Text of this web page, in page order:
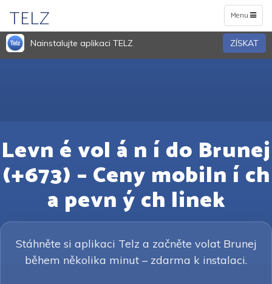
Toggle
navigation
Menu
TELZ
Nainstalujte aplikaci TELZ ZÍSKAT
Levn é vol á n í do Brunej
(+673) – Ceny mobiln í ch
a pevn ý ch linek
Stáhněte si aplikaci Telz a začněte volat Brunej
během několika minut – zdarma k instalaci.